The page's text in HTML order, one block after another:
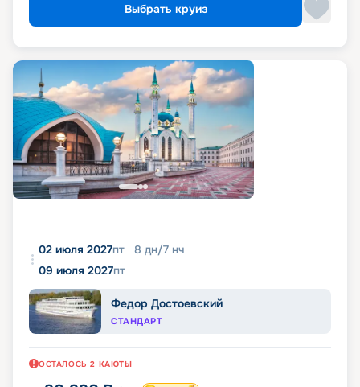
Выбрать круиз
02 июля 2027пт 8 дн/7 нч
09 июля 2027пт
Федор Достоевский
СТАНДАРТ
ОСТАЛОСЬ 2 КАЮТЫ